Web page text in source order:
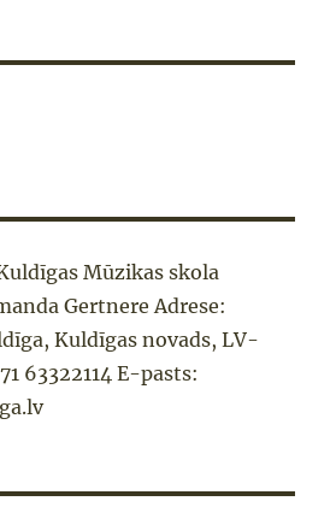
Mūzikas skola
Gertnere Adrese:
Kuldīgas novads, LV-
63322114 E-pasts: